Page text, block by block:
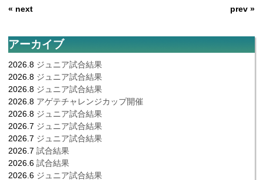
« next prev »
アーカイブ
2026.8 ジュニア試合結果
2026.8 ジュニア試合結果
2026.8 ジュニア試合結果
2026.8 アゲテチャレンジカップ開催
2026.8 ジュニア試合結果
2026.7 ジュニア試合結果
2026.7 ジュニア試合結果
2026.7 試合結果
2026.6 試合結果
2026.6 ジュニア試合結果